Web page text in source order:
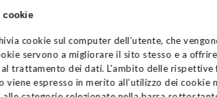
cookie
cookie sul computer dell’utente, che
servono a migliorare il sito stesso e a
trattamento dei dati. L'ambito delle
viene espresso in merito all’utilizzo dei cookie
danno quindi forma ed
Il nostro cervello,
la realtà è troppo complessa
ci servono, come tutti i modelli,
e quindi poter